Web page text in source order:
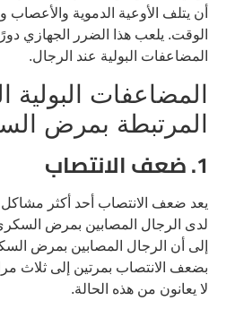
أن يتلف الأوعية الدموية والأعصاب
الوقت. يلعب هذا الضرر الجهازي
المضاعفات البولية عند الرجال.
المضاعفات البولية
المرتبطة بمرض
1. ضعف الانتصاب
يعد ضعف الانتصاب أحد أكثر مشاكل
لدى الرجال المصابين بمرض
إلى أن الرجال المصابين بمرض
بضعف الانتصاب بمرتين إلى ثلاث
لا يعانون من هذه الحالة.